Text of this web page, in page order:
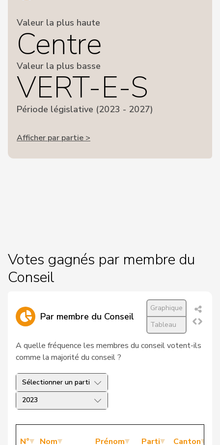
Valeur la plus haute
Centre
Valeur la plus basse
VERT-E-S
Période législative (2023 - 2027)
Afficher par partie >
Votes gagnés par membre du
Conseil
Par membre du Conseil
Graphique
Tableau
A quelle fréquence les membres du conseil votent-ils
comme la majorité du conseil ?
Sélectionner un parti
2023
N° Nom Prénom Parti Canton